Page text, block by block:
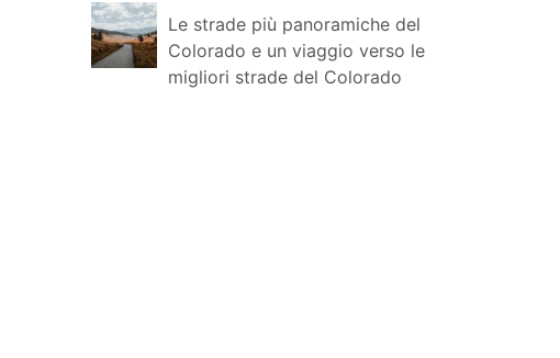
Le strade più panoramiche del
Colorado e un viaggio verso le
migliori strade del Colorado